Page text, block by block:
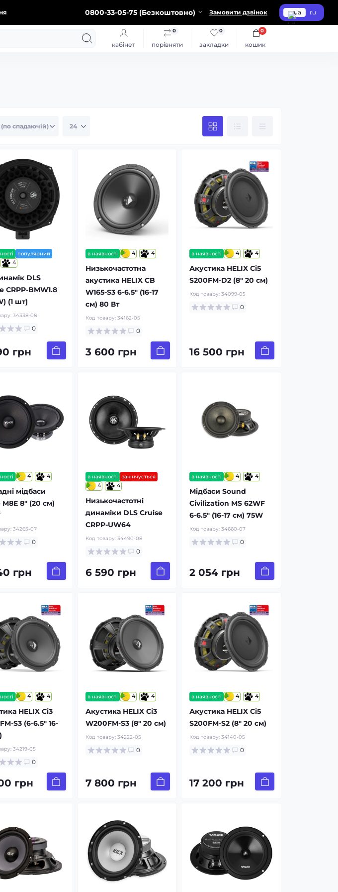
0800-33-05-75 (Безкоштовно) Замовити дзвінок ua ru
кабінет порівняти
0
закладки
0
кошик
0
популярний
4
DLS
CRPP-BMW1.8
(1 шт)
34338-08
0
грн
в наявності 4 4
Низькочастотна
акустика HELIX CB
W165-S3 6-6.5″ (16-17
см) 80 Вт
Код товару: 34162-05
0
3 600 грн
в наявності 4 4
Акустика HELIX Ci5
S200FM-D2 (8″ 20 см)
Код товару:34099-05
0
16 500 грн
4 4
мідбаси
M8E 8″ (20 см)
34265-07
0
грн
в наявності закінчується
4 4
Низькочастотні
динаміки DLS Cruise
CRPP-UW64
Код товару: 34490-08
0
6 590 грн
в наявності 4 4
Мідбаси Sound
Civilization MS 62WF
6-6.5″ (16-17 см) 75W
Код товару:34660-07
0
2 054 грн
4 4
HELIX Ci3
S3 (6-6.5″ 16-
34219-05
0
грн
в наявності 4 4
Акустика HELIX Ci3
W200FM-S3 (8″ 20 см)
Код товару: 34222-05
0
7 800 грн
в наявності 4 4
Акустика HELIX Ci5
S200FM-S2 (8″ 20 см)
Код товару:34140-05
0
17 200 грн